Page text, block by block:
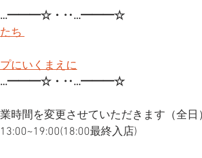
・‥…━━━☆
ち
にいくまえに
・‥…━━━☆
時間を変更させていただきます（全日
最終入店)